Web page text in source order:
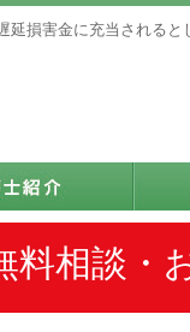
延損害金に充当される
料相談・